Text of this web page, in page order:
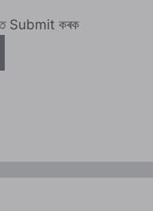
Submit কৰক